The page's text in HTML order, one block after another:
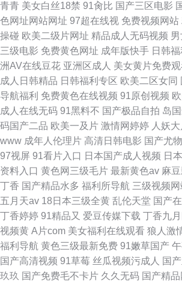
青青 美女白丝18禁 91肏比 国产三区电影
色网址网站网址 97超在线视 免费视频网站
操碰 欧美二级片网址 精品成人无码视频
三级电影 免费黄色网址 成年版快手 日韩
洲AV在线豆花 亚洲区成人 美女黄片免费
成人日韩精品 日韩福利专区 欧美二区女同
导航福利 免费黄色在线视频 91原创视频
成人在线无码 91黑料不 国产极品自拍 岛
码国产二品 欧美一及片 激情网婷婷 人妖
www 成年人伦理片 高清日韩电影 国产尤
97视屏 91看片入口 日本国产成人视频 日
资料入口 黄色网三级毛片 最新黄色av 麻
丁香 国产精品水多 福利所导航 三级视频网
五月天av 18日本三级全黄 乱伦天堂 国产
丁香婷婷 91精品又 爱豆传媒下载 丁香九
视频黄 A片com 美女福利在线观看 狼人激
福利导航 黄色三级最新免费 91嫩草国产
国产高清视频 91草莓 丝瓜视频污成人 国
玖玖 国产免费毛不卡片 久久无码 国产精